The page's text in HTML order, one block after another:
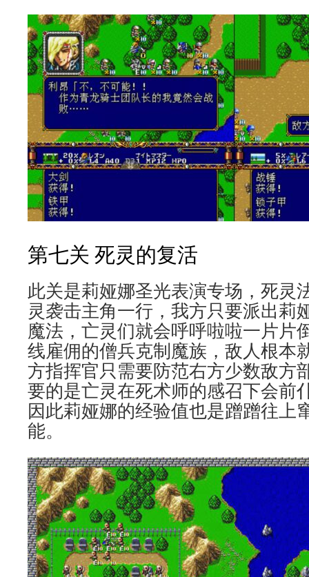
第七关 死灵的复活
此关是莉娅娜圣光表演专场，死灵
灵袭击主角一行，我方只要派出莉
魔法，亡灵们就会呼呼啦啦一片片
线雇佣的僧兵克制魔族，敌人根本
方指挥官只需要防范右方少数敌方
要的是亡灵在死术师的感召下会前
因此莉娅娜的经验值也是蹭蹭往上
能。